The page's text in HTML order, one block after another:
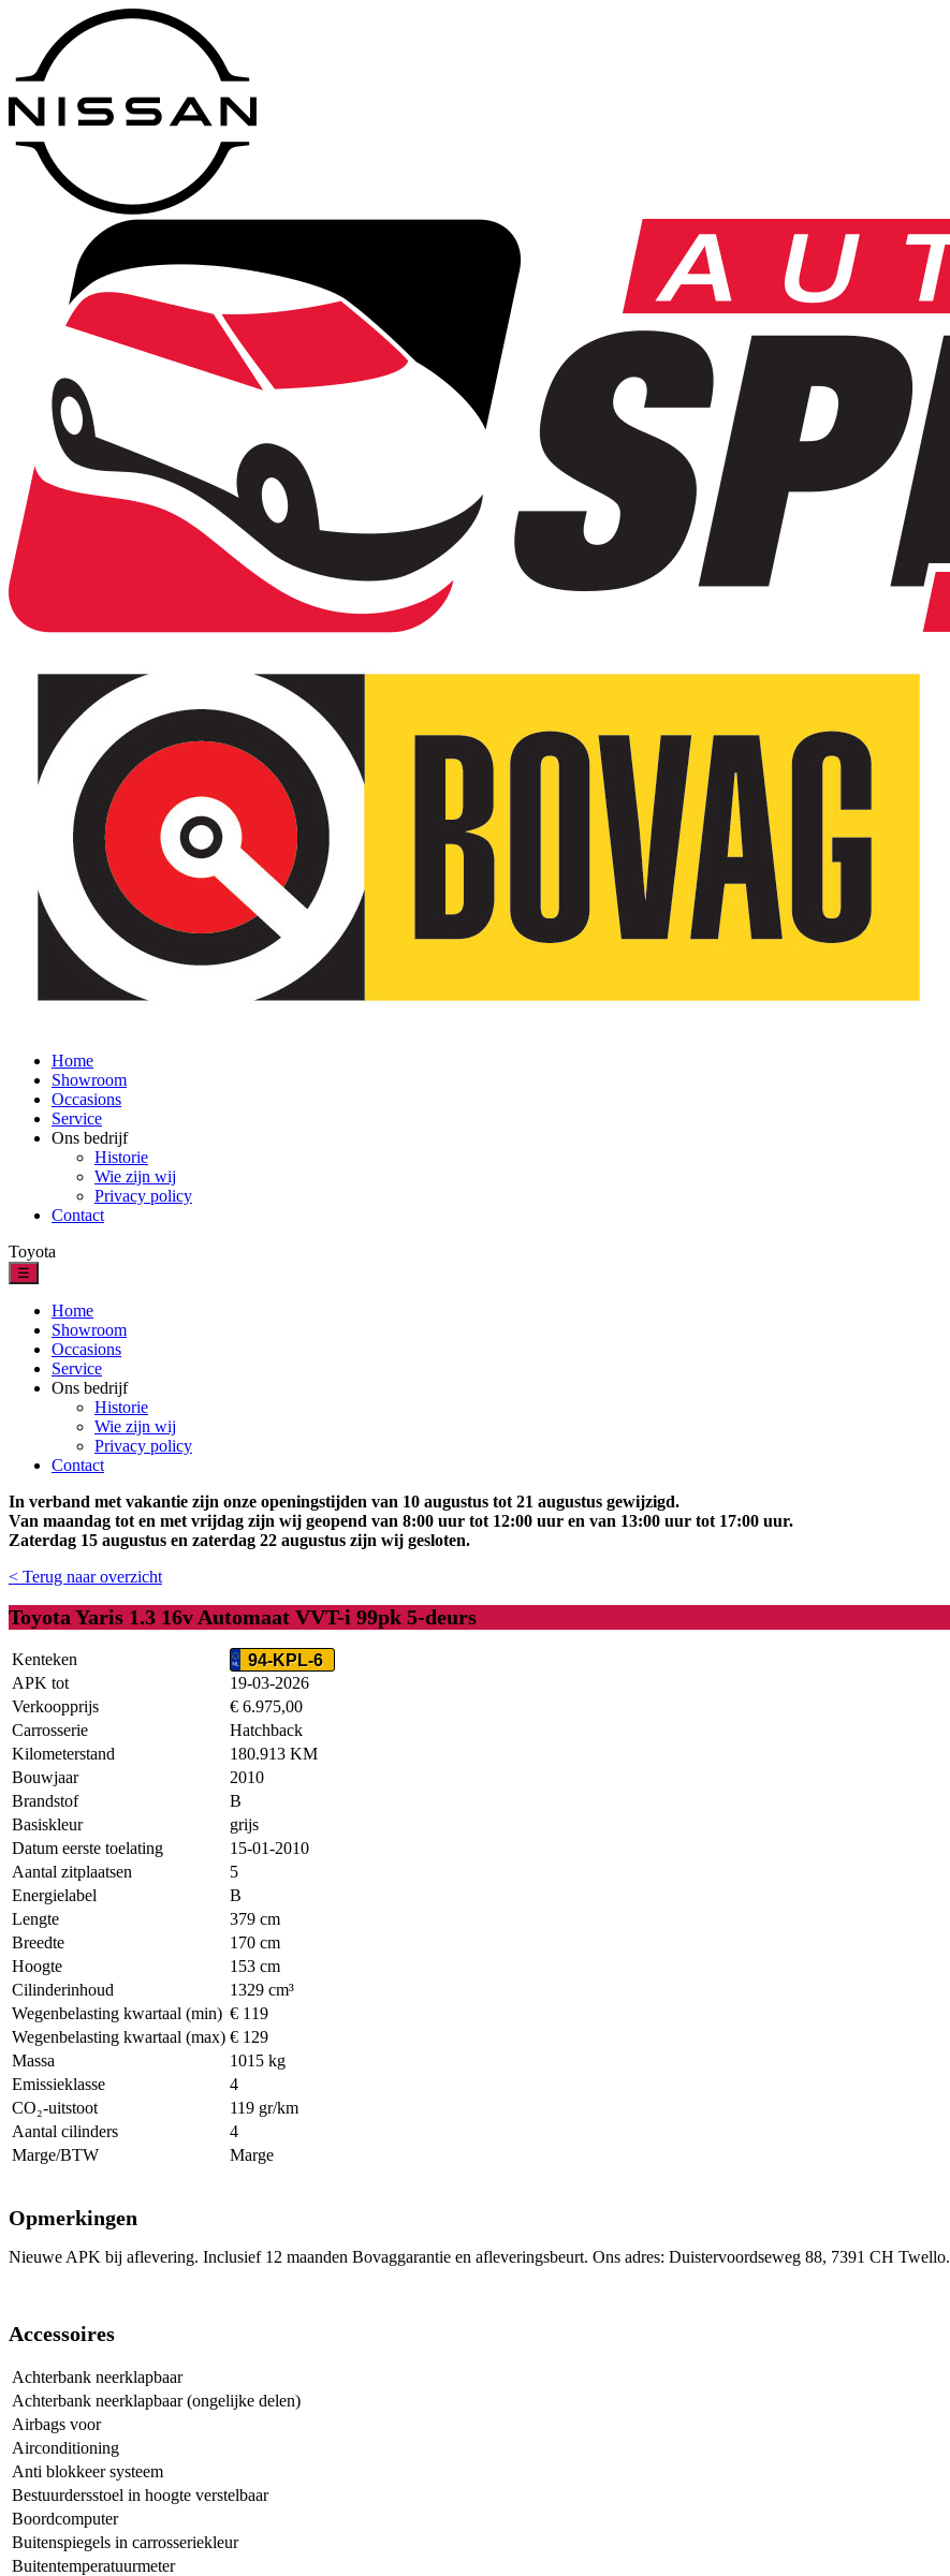
Home
Showroom
Occasions
Service
Ons bedrijf
Historie
Wie zijn wij
Privacy policy
Contact
Toyota
☰
Home
Showroom
Occasions
Service
Ons bedrijf
Historie
Wie zijn wij
Privacy policy
Contact
In verband met vakantie zijn onze openingstijden van 10 augustus tot 21 augustus gewijzigd.
Van maandag tot en met vrijdag zijn wij geopend van 8:00 uur tot 12:00 uur en van 13:00 uur tot 17:00 uur.
Zaterdag 15 augustus en zaterdag 22 augustus zijn wij gesloten.
< Terug naar overzicht
Toyota Yaris 1.3 16v Automaat VVT-i 99pk 5-deurs
Kenteken
94-KPL-6
APK tot
19-03-2026
Verkoopprijs
€ 6.975,00
Carrosserie
Hatchback
Kilometerstand
180.913 KM
Bouwjaar
2010
Brandstof
B
Basiskleur
grijs
Datum eerste toelating
15-01-2010
Aantal zitplaatsen
5
Energielabel
B
Lengte
379 cm
Breedte
170 cm
Hoogte
153 cm
Cilinderinhoud
1329 cm³
Wegenbelasting kwartaal (min) € 119
Wegenbelasting kwartaal (max) € 129
Massa
1015 kg
Emissieklasse
4
CO₂-uitstoot
119 gr/km
Aantal cilinders
4
Marge/BTW
Marge
Opmerkingen
Nieuwe APK bij aflevering. Inclusief 12 maanden Bovaggarantie en afleveringsbeurt. Ons adres: Duistervoordseweg 88, 7391 CH Twello.
Accessoires
Achterbank neerklapbaar
Achterbank neerklapbaar (ongelijke delen)
Airbags voor
Airconditioning
Anti blokkeer systeem
Bestuurdersstoel in hoogte verstelbaar
Boordcomputer
Buitenspiegels in carrosseriekleur
Buitentemperatuurmeter